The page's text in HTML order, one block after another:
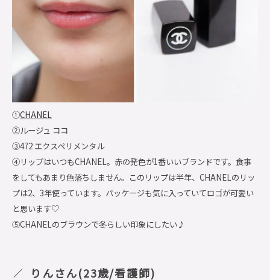
①CHANEL
②ルージュ ココ
③472 エクスペリメンタル
④リップはいつもCHANEL。赤の発色が1番いいブランドです。食事
をしてもあまり色落ちしません。このリップは半年、CHANELのリッ
プは2、3年使っています。パッケージも気に入っていてロゴが可愛い
と思います♡
⑤CHANELのブラウンで冬らしい印象にしたい♪
りんさん(23歳/看護師)